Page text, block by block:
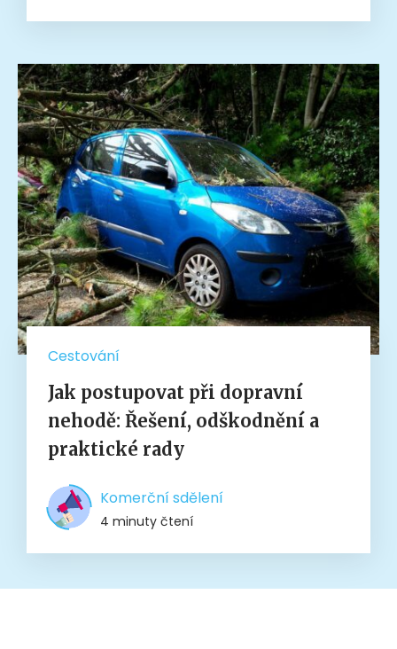
Cestování
Jak postupovat při dopravní
nehodě: Řešení, odškodnění a
praktické rady
Komerční sdělení
4 minuty čtení